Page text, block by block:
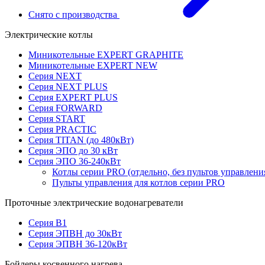
Снято с производства
Электрические котлы
Миникотельные EXPERT GRAPHITE
Миникотельные EXPERT NEW
Серия NEXT
Серия NEXT PLUS
Серия EXPERT PLUS
Серия FORWARD
Серия START
Серия PRACTIC
Серия TITAN (до 480кВт)
Серия ЭПО до 30 кВт
Серия ЭПО 36-240кВт
Котлы серии PRO (отдельно, без пультов
Пульты управления для котлов серии PRO
Проточные электрические водонагреватели
Серия В1
Серия ЭПВН до 30кВт
Серия ЭПВН 36-120кВт